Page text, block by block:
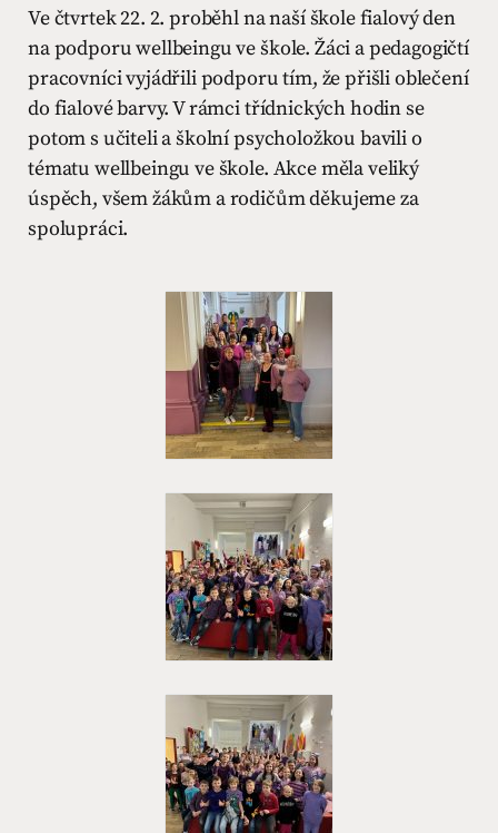
Ve čtvrtek 22. 2. proběhl na naší škole fialový den
na podporu wellbeingu ve škole. Žáci a pedagogičtí
pracovníci vyjádřili podporu tím, že přišli oblečení
do fialové barvy. V rámci třídnických hodin se
potom s učiteli a školní psycholožkou bavili o
tématu wellbeingu ve škole. Akce měla veliký
úspěch, všem žákům a rodičům děkujeme za
spolupráci.